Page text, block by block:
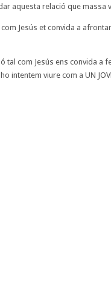
aquesta relació que massa
Jesús et convida a
tal com Jesús ens convida
intentem viure com a UN